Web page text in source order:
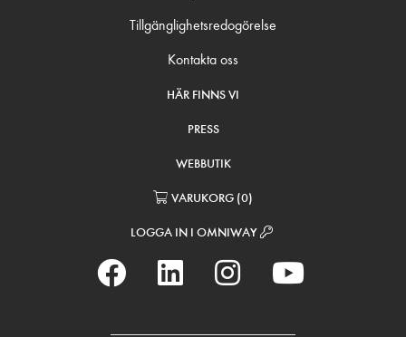
Tillgänglighetsredogörelse
Kontakta oss
HÄR FINNS VI
PRESS
WEBBUTIK
VARUKORG (0)
LOGGA IN I OMNIWAY